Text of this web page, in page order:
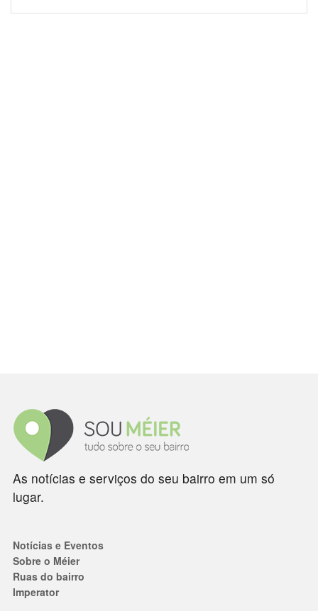
As notícias e serviços do seu bairro em um só
lugar.
Notícias e Eventos
Sobre o Méier
Ruas do bairro
Imperator